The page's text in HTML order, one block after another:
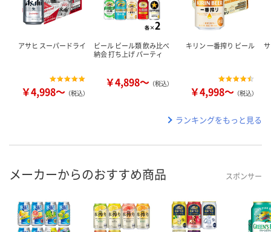
アサヒ スーパードライ
￥4,998～ （税込）
ビール ビール類 飲み比べ
納会 打ち上げ パーティ
￥4,898～ （税込）
キリン 一番搾り ビール
￥4,998～ （税込）
ランキングをもっと見る
メーカーからのおすすめ商品 スポンサー